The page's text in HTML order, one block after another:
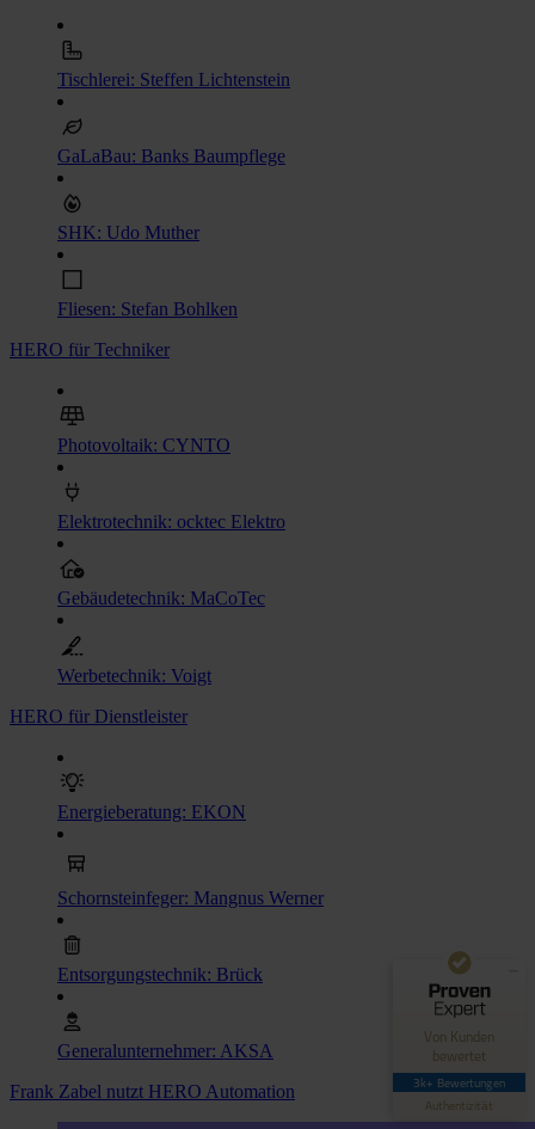
Tischlerei: Steffen Lichtenstein
GaLaBau: Banks Baumpflege
SHK: Udo Muther
Fliesen: Stefan Bohlken
HERO für Techniker
Photovoltaik: CYNTO
Elektrotechnik: ocktec Elektro
Gebäudetechnik: MaCoTec
Werbetechnik: Voigt
HERO für Dienstleister
Energieberatung: EKON
Schornsteinfeger: Mangnus Werner
Entsorgungstechnik: Brück
Generalunternehmer: AKSA
Frank Zabel nutzt HERO Automation
Von Kunden
bewertet
3k+ Bewertungen
Authentizität
GUT
62
Bewertungen auf
ProvenExpert.com
anderen Quellen
Blick aufs ProvenExpert-Profil werfen